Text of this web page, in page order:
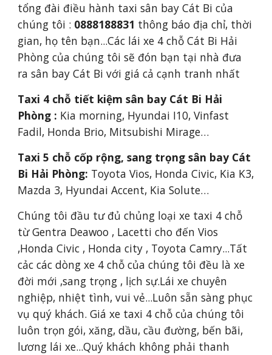
tổng đài điều hành taxi sân bay Cát Bi của
chúng tôi : 0888188831 thông báo địa chỉ, thời
gian, họ tên bạn...Các lái xe 4 chỗ Cát Bi Hải
Phòng của chúng tôi sẽ đón bạn tại nhà đưa
ra sân bay Cát Bi với giá cả cạnh tranh nhất
Taxi 4 chỗ tiết kiệm sân bay Cát Bi Hải
Phòng : Kia morning, Hyundai I10, Vinfast
Fadil, Honda Brio, Mitsubishi Mirage…
Taxi 5 chỗ cốp rộng, sang trọng sân bay Cát
Bi Hải Phòng: Toyota Vios, Honda Civic, Kia K3,
Mazda 3, Hyundai Accent, Kia Solute…
Chúng tôi đầu tư đủ chủng loại xe taxi 4 chỗ
từ Gentra Deawoo , Lacetti cho đến Vios
,Honda Civic , Honda city , Toyota Camry...Tất
cảc các dòng xe 4 chỗ của chúng tôi đều là xe
đời mới ,sang trọng , lịch sự.Lái xe chuyên
nghiệp, nhiệt tình, vui vẻ...Luôn sẵn sàng phục
vụ quý khách. Giá xe taxi 4 chỗ của chúng tôi
luôn trọn gói, xăng, dầu, cầu đường, bến bãi,
lương lái xe...Quý khách không phải thanh